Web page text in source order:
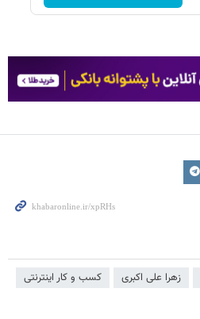
زهرا علی اکبری کسب و کار اینترنتی